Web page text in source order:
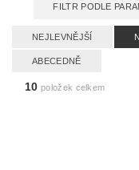
FILTR PODLE
NEJLEVNĚJŠÍ
ABECEDNĚ
10 položek celkem